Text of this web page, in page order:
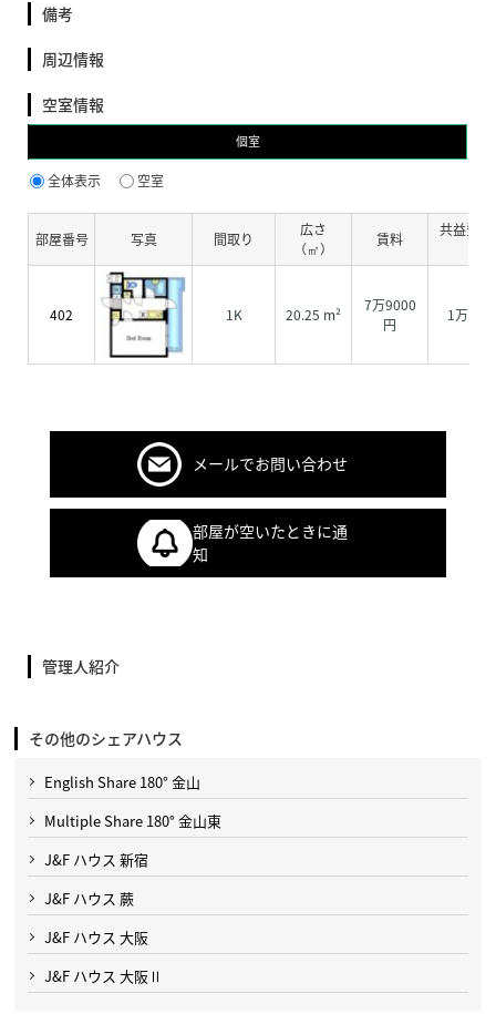
備考
周辺情報
空室情報
個室
全体表示 空室
部屋番号 写真 間取り
広さ
（㎡）
賃料
共益費
402 1K 20.25 m²
7万9000
円
1万
メールでお問い合わせ
部屋が空いたときに通
知
管理人紹介
その他のシェアハウス
English Share 180° 金山
Multiple Share 180° 金山東
J&F ハウス 新宿
J&F ハウス 蕨
J&F ハウス 大阪
J&F ハウス 大阪Ⅱ